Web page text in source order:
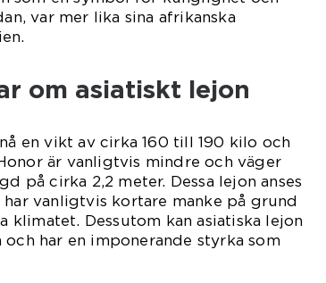
var mer lika sina afrikanska
om asiatiskt lejon
en vikt av cirka 160 till 190 kilo och
är vanligtvis mindre och väger
på cirka 2,2 meter. Dessa lejon anses
vanligtvis kortare manke på grund
klimatet. Dessutom kan asiatiska lejon
har en imponerande styrka som